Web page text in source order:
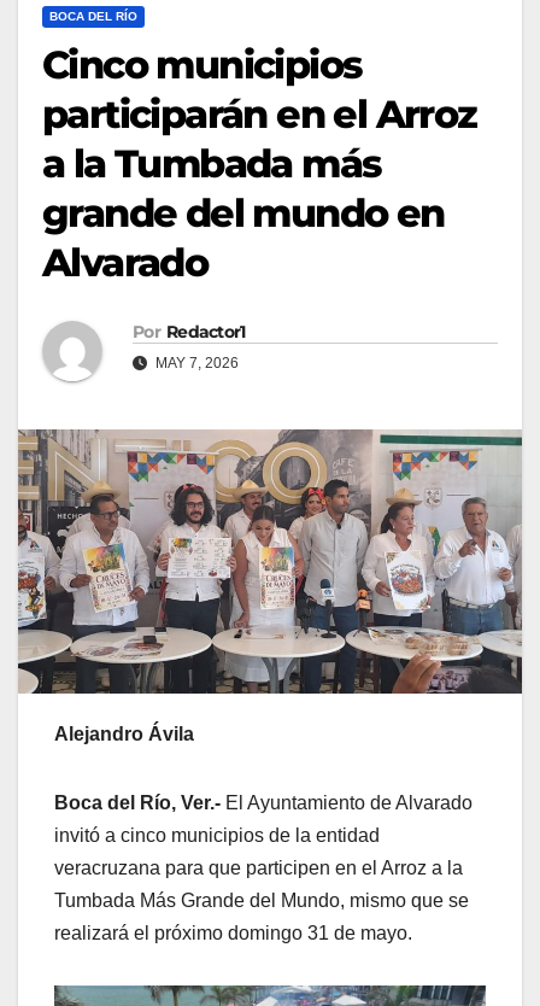
BOCA DEL RÍO
Cinco municipios
participarán en el Arroz
a la Tumbada más
grande del mundo en
Alvarado
Por Redactor1
MAY 7, 2026
Alejandro Ávila
Boca del Río, Ver.- El Ayuntamiento de Alvarado
invitó a cinco municipios de la entidad
veracruzana para que participen en el Arroz a la
Tumbada Más Grande del Mundo, mismo que se
realizará el próximo domingo 31 de mayo.